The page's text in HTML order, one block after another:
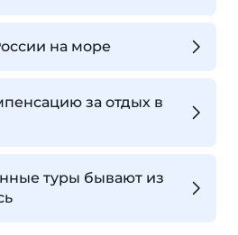
на море
за отдых в
туры бывают из